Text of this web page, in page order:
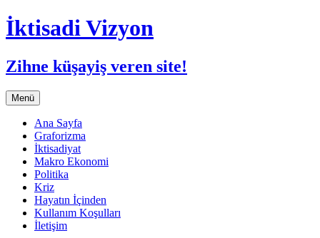
İktisadi Vizyon
Zihne küşayiş veren site!
Menü İçeriğe
atla
Ana Sayfa
Graforizma
İktisadiyat
Makro Ekonomi
Politika
Kriz
Hayatın İçinden
Kullanım Koşulları
İletişim